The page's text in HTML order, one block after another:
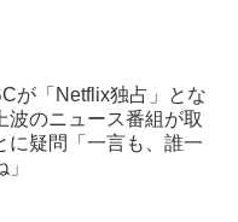
が「Netflix独占」とな
波のニュース番組が取
に疑問「一言も、誰一